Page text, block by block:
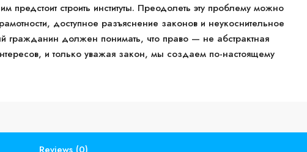
строить институты. Преодолеть эту проблему можно
доступное разъяснение законов и неукоснительное
должен понимать, что право — не абстрактная
и только уважая закон, мы создаем по-настоящему